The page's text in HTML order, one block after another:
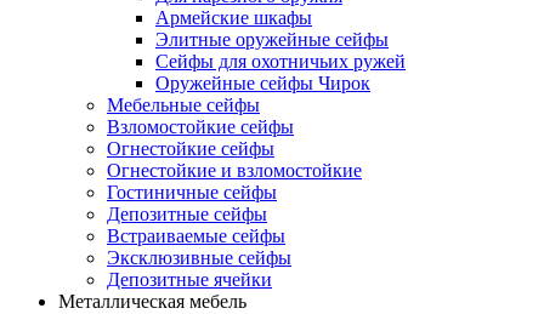
Армейские шкафы
Элитные оружейные сейфы
Сейфы для охотничьих ружей
Оружейные сейфы Чирок
Мебельные сейфы
Взломостойкие сейфы
Огнестойкие сейфы
Огнестойкие и взломостойкие
Гостиничные сейфы
Депозитные сейфы
Встраиваемые сейфы
Эксклюзивные сейфы
Депозитные ячейки
Металлическая мебель